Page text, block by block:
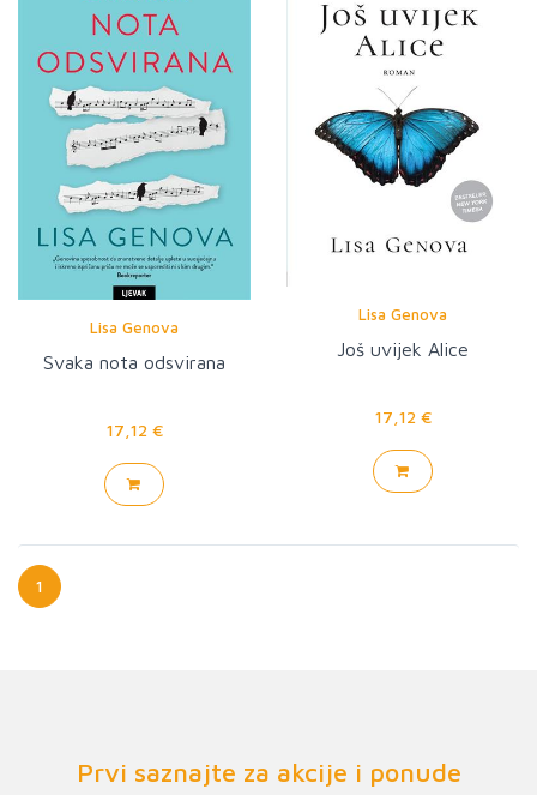
Lisa Genova
Svaka nota odsvirana
17,12 €
Lisa Genova
Još uvijek Alice
17,12 €
1
Prvi saznajte za akcije i ponude